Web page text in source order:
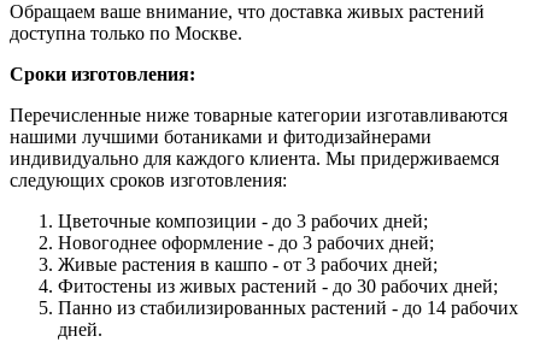
Обращаем ваше внимание, что доставка живых растений
доступна только по Москве.
Сроки изготовления:
Перечисленные ниже товарные категории изготавливаются
нашими лучшими ботаниками и фитодизайнерами
индивидуально для каждого клиента. Мы придерживаемся
следующих сроков изготовления:
Цветочные композиции - до 3 рабочих дней;
Новогоднее оформление - до 3 рабочих дней;
Живые растения в кашпо - от 3 рабочих дней;
Фитостены из живых растений - до 30 рабочих дней;
Панно из стабилизированных растений - до 14 рабочих
дней.